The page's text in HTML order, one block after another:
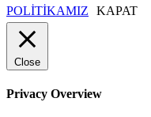
Mesleki
POLİTİKAMIZ
KAPAT
Close
Privacy Overview